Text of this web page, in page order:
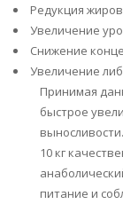
Редукция
Увеличение
Снижение
Увеличение
Принимая
быстрое
10 кг
питание и